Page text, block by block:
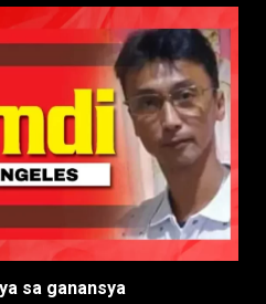
sa ganansya